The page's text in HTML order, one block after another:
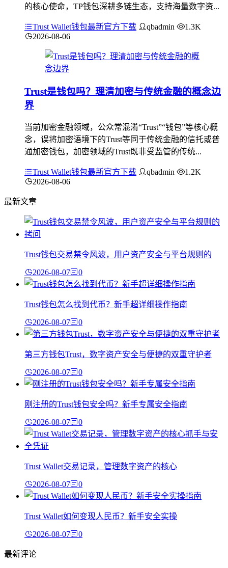
的核心使命，TP钱包深耕多链生态，支持海量数字资...
Trust Wallet钱包最新官方下载 qbadmin
1.3K
2026-08-06
Trust是钱包吗？理清加密与传统金融的概念边
界
当前加密金融领域，公众常混淆“Trust”“钱包”等核心概
念，误将加密语境下的Trust等同于传统金融的信托或普
通加密钱包，加密领域的Trust既非受监管的传统...
Trust Wallet钱包最新官方下载 qbadmin
1.2K
2026-08-06
最新文章
Trust钱包交易禁令风波，用户资产安全与平台规则的
2026-08-07 0
Trust钱包怎么找到代币？新手超详细操作指南
2026-08-07 0
第三方钱包Trust，数字资产安全与便捷的双重守护者
2026-08-07 0
刚注册的Trust钱包安全吗？新手专属安全指南
2026-08-07 0
Trust Wallet交易记录，管理数字资产的核心
2026-08-07 0
Trust Wallet如何变现人民币？新手安全实操
2026-08-07 0
最新评论